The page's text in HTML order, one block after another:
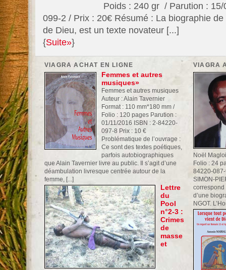
Poids : 240 gr / Parution :
099-2 / Prix : 20€ Résumé : La biographie
de Dieu, est un texte novateur [...]
{Suite»}
VIAGRA ACHAT EN LIGNE
Femmes et autres
musiques»
Femmes et autres musiques
Auteur : Alain Tavernier
Format : 110 mm*180 mm /
Folio : 120 pages Parution :
01/11/2016 ISBN : 2-84220-
097-8 Prix : 10 €
Problématique de l’ouvrage :
Ce sont des textes poétiques,
parfois autobiographiques
que Alain Tavernier livre au public. Il s’agit d’une
déambulation livresque centrée autour de la
femme, [...]
Lettre
du
Pool
n°2-3 :
Crimes
de
masse
et
VIAGRA
Noël
Folio : 24
84220-
SIMON-
correspond
d’une
NGOT.